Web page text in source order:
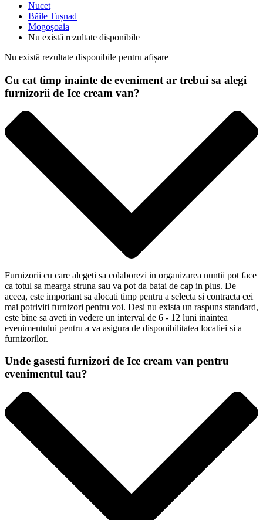
Nucet
Băile Tușnad
Mogoșoaia
Nu există rezultate disponibile
Nu există rezultate disponibile pentru afișare
Cu cat timp inainte de eveniment ar trebui sa alegi
furnizorii de Ice cream van?
Furnizorii cu care alegeti sa colaborezi in organizarea nuntii pot face
ca totul sa mearga struna sau va pot da batai de cap in plus. De
aceea, este important sa alocati timp pentru a selecta si contracta cei
mai potriviti furnizori pentru voi. Desi nu exista un raspuns standard,
este bine sa aveti in vedere un interval de 6 - 12 luni inaintea
evenimentului pentru a va asigura de disponibilitatea locatiei si a
furnizorilor.
Unde gasesti furnizori de Ice cream van pentru
evenimentul tau?